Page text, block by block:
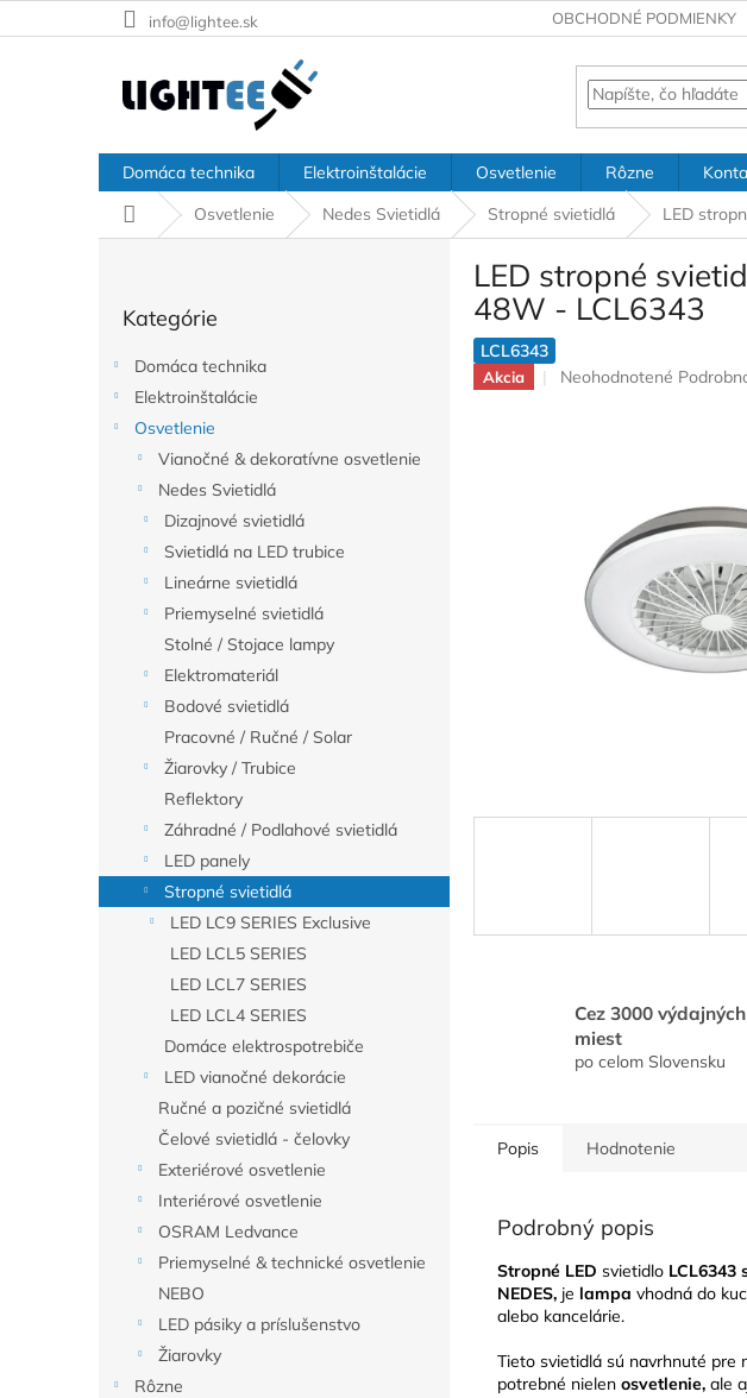
na
info@lightee.sk OBCHODNÉ PODMIENKY
Domáca technika Elektroinštalácie Osvetlenie Rôzne
DomovOsvetlenie Nedes Svietidlá Stropné svietidlá LED
kategórie
Kategórie
Domáca technika
Elektroinštalácie
Osvetlenie
Vianočné & dekoratívne osvetlenie
Nedes Svietidlá
Dizajnové svietidlá
Svietidlá na LED trubice
Lineárne svietidlá
Priemyselné svietidlá
Stolné / Stojace lampy
Elektromateriál
Bodové svietidlá
Pracovné / Ručné / Solar
Žiarovky / Trubice
Reflektory
Záhradné / Podlahové svietidlá
LED panely
Stropné svietidlá
LED LC9 SERIES Exclusive
LED LCL5 SERIES
LED LCL7 SERIES
LED LCL4 SERIES
Domáce elektrospotrebiče
LED vianočné dekorácie
Ručné a pozičné svietidlá
Čelové svietidlá - čelovky
Exteriérové osvetlenie
Interiérové osvetlenie
OSRAM Ledvance
Priemyselné & technické osvetlenie
NEBO
LED pásiky a príslušenstvo
Žiarovky
Rôzne
LED stropné
48W - LCL6343
LCL6343
Akcia
Priemerné
hviezdičiek.
Neohodnotené
Cez 3000 výdajných
miest
po celom Slovensku
Popis Hodnotenie
Podrobný popis
Stropné LED svietidlo LCL6343
NEDES, je lampa vhodná do
alebo kancelárie.
Tieto svietidlá sú navrhnuté pre
potrebné nielen osvetlenie, ale